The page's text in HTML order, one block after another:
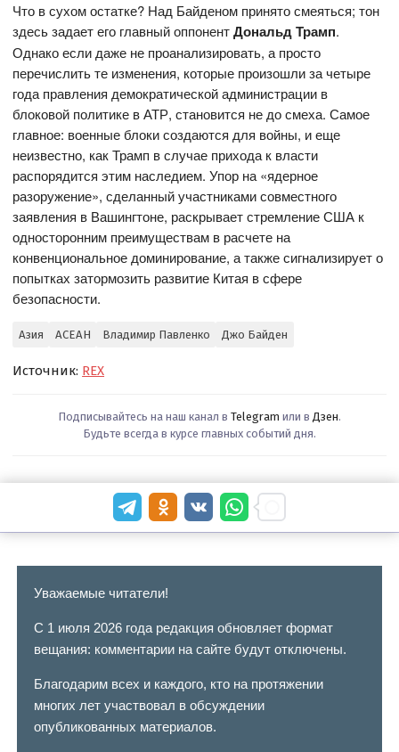
Что в сухом остатке? Над Байденом принято смеяться; тон
здесь задает его главный оппонентДональд Трамп.
Однако если даже не проанализировать, а просто
перечислить те изменения, которые произошли за четыре
года правления демократической администрации в
блоковой политике в АТР, становится не до смеха. Самое
главное: военные блоки создаются для войны, и еще
неизвестно, как Трамп в случае прихода к власти
распорядится этим наследием. Упор на «ядерное
разоружение», сделанный участниками совместного
заявления в Вашингтоне, раскрывает стремление США к
односторонним преимуществам в расчете на
конвенциональное доминирование, а также сигнализирует о
попытках затормозить развитие Китая в сфере
безопасности.
Азия АСЕАН Владимир Павленко Джо Байден
Источник: REX
Подписывайтесь на наш канал в Telegram или в Дзен.
Будьте всегда в курсе главных событий дня.
Уважаемые читатели!
С 1 июля 2026 года редакция обновляет формат
вещания: комментарии на сайте будут отключены.
Благодарим всех и каждого, кто на протяжении
многих лет участвовал в обсуждении
опубликованных материалов.